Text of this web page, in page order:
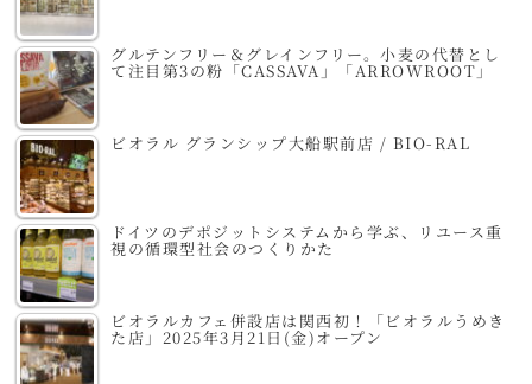
グルテンフリー＆グレインフリー。小麦の代替とし
て注目第3の粉「CASSAVA」「ARROWROOT」
ビオラル グランシップ大船駅前店 / BIO-RAL
ドイツのデポジットシステムから学ぶ、リユース重
視の循環型社会のつくりかた
ビオラルカフェ併設店は関西初！「ビオラルうめき
た店」2025年3月21日(金)オープン